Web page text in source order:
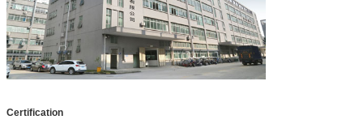
Certification